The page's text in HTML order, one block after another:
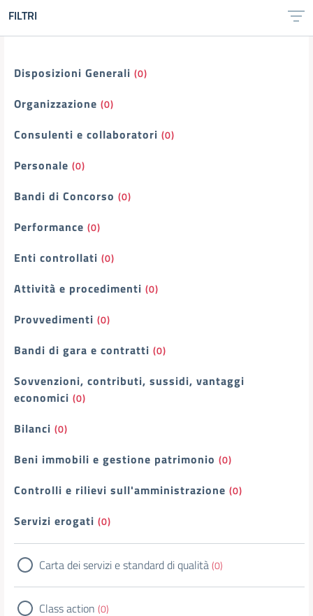
FILTRI
Filtri
Disposizioni Generali (0)
Organizzazione (0)
Consulenti e collaboratori (0)
Personale (0)
Bandi di Concorso (0)
Performance (0)
Enti controllati (0)
Attività e procedimenti (0)
Provvedimenti (0)
Bandi di gara e contratti (0)
Sovvenzioni, contributi, sussidi, vantaggi
economici (0)
Bilanci (0)
Beni immobili e gestione patrimonio (0)
Controlli e rilievi sull'amministrazione (0)
Servizi erogati (0)
Carta dei servizi e standard di qualità(0)
Class action (0)